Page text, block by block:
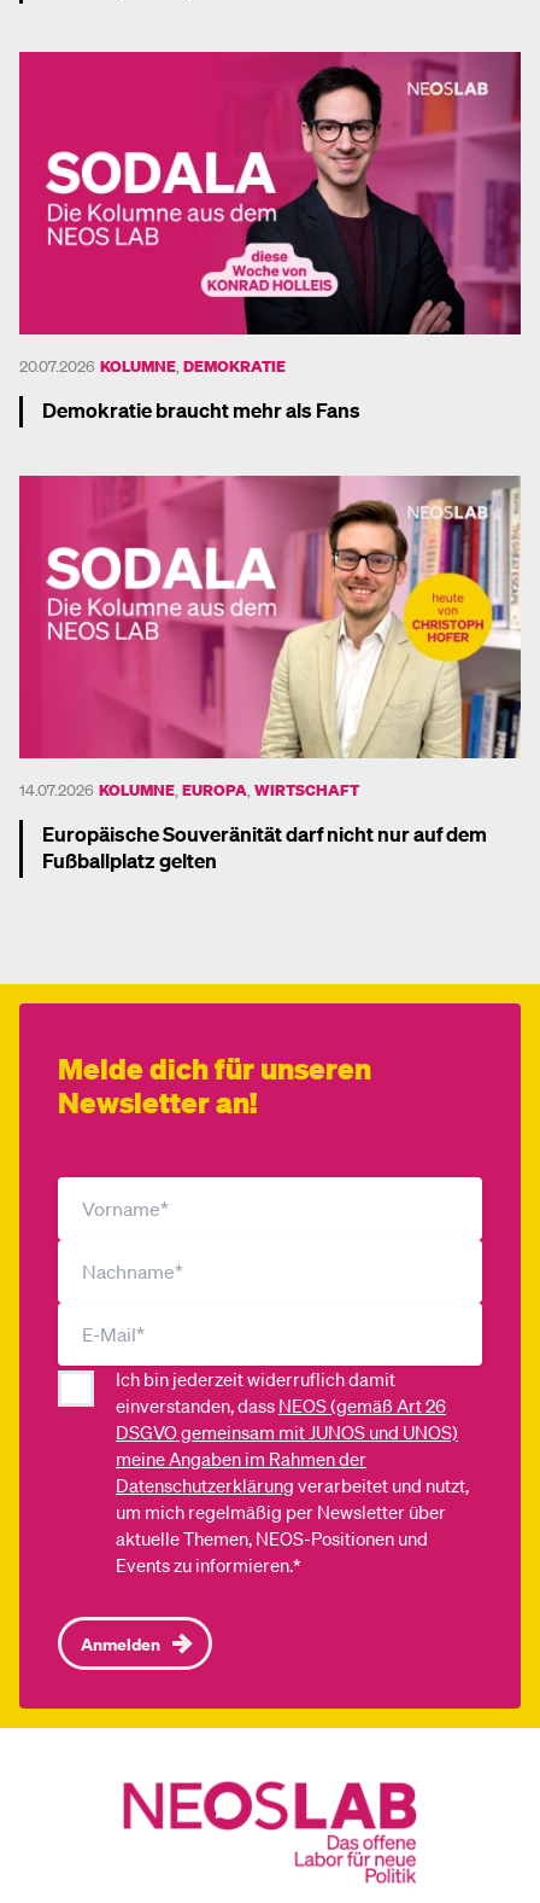
20.07.2026 KOLUMNE DEMOKRATIE
Demokratie braucht mehr als Fans
14.07.2026 KOLUMNE EUROPA WIRTSCHAFT
Europäische Souveränität darf nicht nur auf dem
Fußballplatz gelten
Melde dich für unseren
Newsletter an!
Ich bin jederzeit widerruflich damit
einverstanden, dass NEOS (gemäß Art 26
DSGVO gemeinsam mit JUNOS und UNOS)
meine Angaben im Rahmen der
Datenschutzerklärung verarbeitet und nutzt,
um mich regelmäßig per Newsletter über
aktuelle Themen, NEOS-Positionen und
Events zu informieren.*
Anmelden